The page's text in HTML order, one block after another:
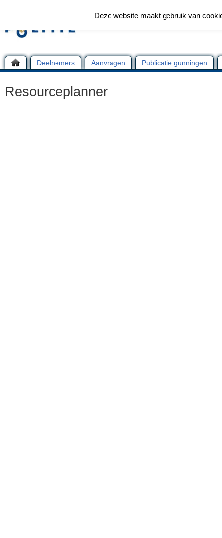
Deelnemers Aanvragen Publicatie gunningen
Resourceplanner
Deze website maakt gebruik van